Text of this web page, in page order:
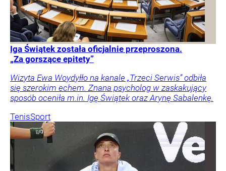
Iga Świątek została oficjalnie przeproszona.
„Za gorszące epitety”
Wizyta Ewa Woydyłło na kanale „Trzeci Serwis” odbiła
się szerokim echem. Znana psycholog w zaskakujący
sposób oceniła m.in. Igę Świątek oraz Arynę Sabalenkę.
TenisSport